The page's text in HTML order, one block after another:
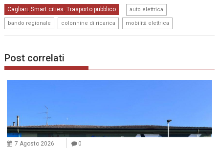
Cagliari,Smart cities,Trasporto pubblico auto elettrica
bando regionale colonnine di ricarica mobilità elettrica
Post correlati
7 Agosto 2026 0